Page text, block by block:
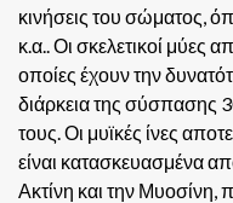
κινήσεις του σώματος,
κ.α.. Οι σκελετικοί μύες
οποίες έχουν την
διάρκεια της σύσπασης
τους. Οι μυϊκές ίνες
είναι κατασκευασμένα
Ακτίνη και την